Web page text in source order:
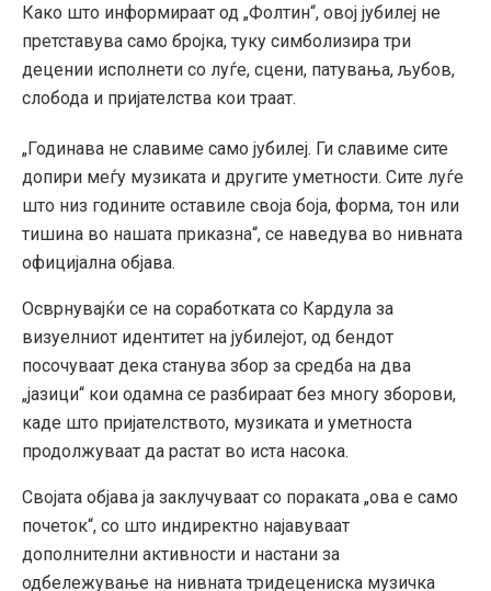
Како што информираат од „Фолтин“, овој јубилеј не
претставува само бројка, туку симболизира три
децении исполнети со луѓе, сцени, патувања, љубов,
слобода и пријателства кои траат.
„Годинава не славиме само јубилеј. Ги славиме сите
допири меѓу музиката и другите уметности. Сите луѓе
што низ годините оставиле своја боја, форма, тон или
тишина во нашата приказна“, се наведува во нивната
официјална објава.
Осврнувајќи се на соработката со Кардула за
визуелниот идентитет на јубилејот, од бендот
посочуваат дека станува збор за средба на два
„јазици“ кои одамна се разбираат без многу зборови,
каде што пријателството, музиката и уметноста
продолжуваат да растат во иста насока.
Својата објава ја заклучуваат со пораката „ова е само
почеток“, со што индиректно најавуваат
дополнителни активности и настани за
одбележување на нивната тридецениска музичка